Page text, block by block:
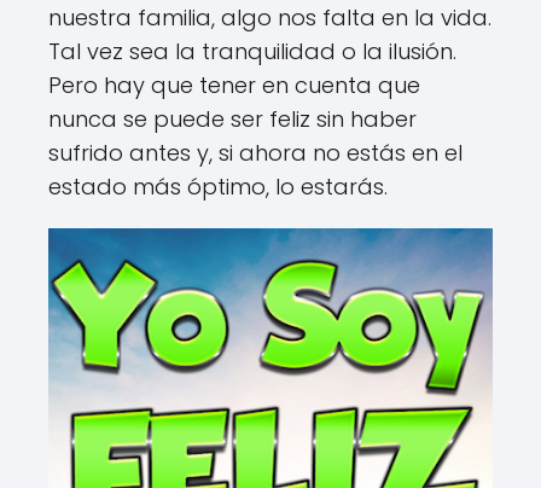
nuestra familia, algo nos falta en la vida.
Tal vez sea la tranquilidad o la ilusión.
Pero hay que tener en cuenta que
nunca se puede ser feliz sin haber
sufrido antes y, si ahora no estás en el
estado más óptimo, lo estarás.